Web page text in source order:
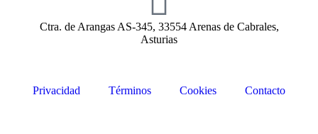
Ctra. de Arangas AS-345, 33554 Arenas de Cabrales,
Asturias
Privacidad Términos Cookies Contacto